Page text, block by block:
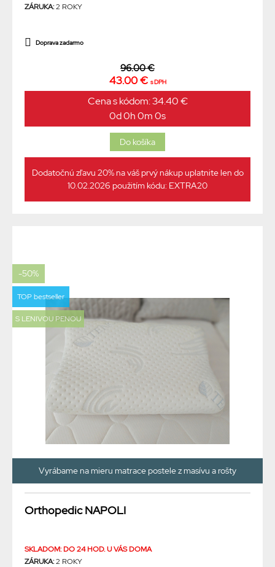
ZÁRUKA:2 ROKY
Doprava zadarmo
96.00 €
43.00 € s DPH
Cena s kódom: 34.40 €
0d 0h 0m 0s
Dodatočnú zľavu 20% na váš prvý nákup uplatnite len do
10.02.2026 použitím kódu: EXTRA20
-50%
TOP bestseller
S LENIVOU PENOU
Vyrábame na mieru matrace postele z masívu a rošty
Orthopedic NAPOLI
SKLADOM: DO 24 HOD. U VÁS DOMA
ZÁRUKA:2 ROKY